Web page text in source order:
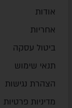
אודות
אחריות
ביטול עסקה
תנאי שימוש
הצהרת נגישות
מדיניות פרטיות